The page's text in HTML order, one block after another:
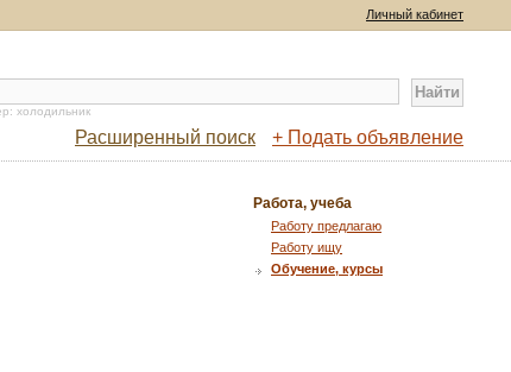
Личный кабинет
холодильник
Расширенный поиск + Подать объявление
Работа, учеба
Работу предлагаю
Работу ищу
Обучение, курсы